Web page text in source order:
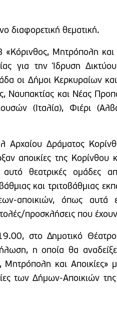
διαφορετική θεματική.
«Κόρινθος, Μητρόπολη και
για την Ίδρυση
οι Δήμοι Κερκυραίων
Ναυπακτίας και Νέας
(Ιταλία), Φιέρι
Αρχαίου Δράματος
αποικίες της Κορίνθου
θεατρικές ομάδες
και τριτοβάθμιας
αποικιών, όπως αυτά
προσκλήσεις που
στο Δημοτικό
η οποία θα
και Αποικίες»
των Δήμων-Αποικιών